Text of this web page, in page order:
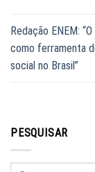
Redação ENEM:
como ferramenta
social no Brasil”
PESQUISAR